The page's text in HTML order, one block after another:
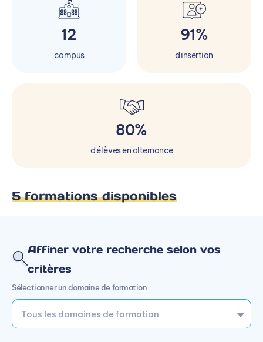
12
campus
91%
d'insertion
80%
d'élèves en alternance
5 formations disponibles
Affiner votre recherche selon vos
critères
Sélectionner un domaine de formation